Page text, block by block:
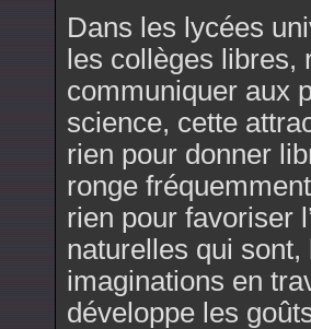
Dans les lycées
les collèges libres,
communiquer aux
science, cette
rien pour donner
ronge
rien pour favoriser
naturelles qui
imaginations en
développe les